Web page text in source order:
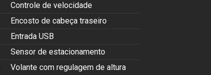
Controle de velocidade
Encosto de cabeça traseiro
Entrada USB
Sensor de estacionamento
Volante com regulagem de altura